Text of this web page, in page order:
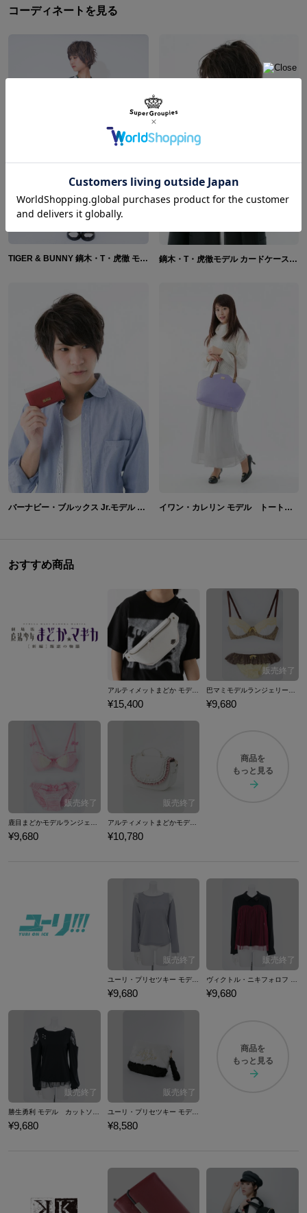
コーディネートを見る
TIGER & BUNNY 鏑木・T・虎徹 モデル バーナビー・ブルックスJr. モデル スポーツサンダル 鏑木・T・虎徹モデル カードケース 名刺入れ TIGER & BUNNY
バーナビー・ブルックス Jr.モデル カードケース 名刺入れ TIGER & BUNNY イワン・カレリン モデル トートバッグ バッグ TIGER & BUNNY
おすすめ商品
アルティメットまどか モデル ボディバッグ 魔法少女まどか☆マギカ
¥15,400 ¥9,680
¥9,680
アルティメットまどかモデルバッグ カバン 魔法少女まどか☆マギカ
¥10,780
商品を
もっと見る
ユーリ・プリセツキー モデル カットソー トップス ユーリ!!! on ICE
¥9,680
ヴィクトル・ニキフォロフ モデル カットソー トップス ユーリ!!! on ICE
¥9,680
¥9,680
ユーリ・プリセツキー モデル ファークラッチバッグ ユーリ!!! on ICE
¥8,580
商品を
もっと見る